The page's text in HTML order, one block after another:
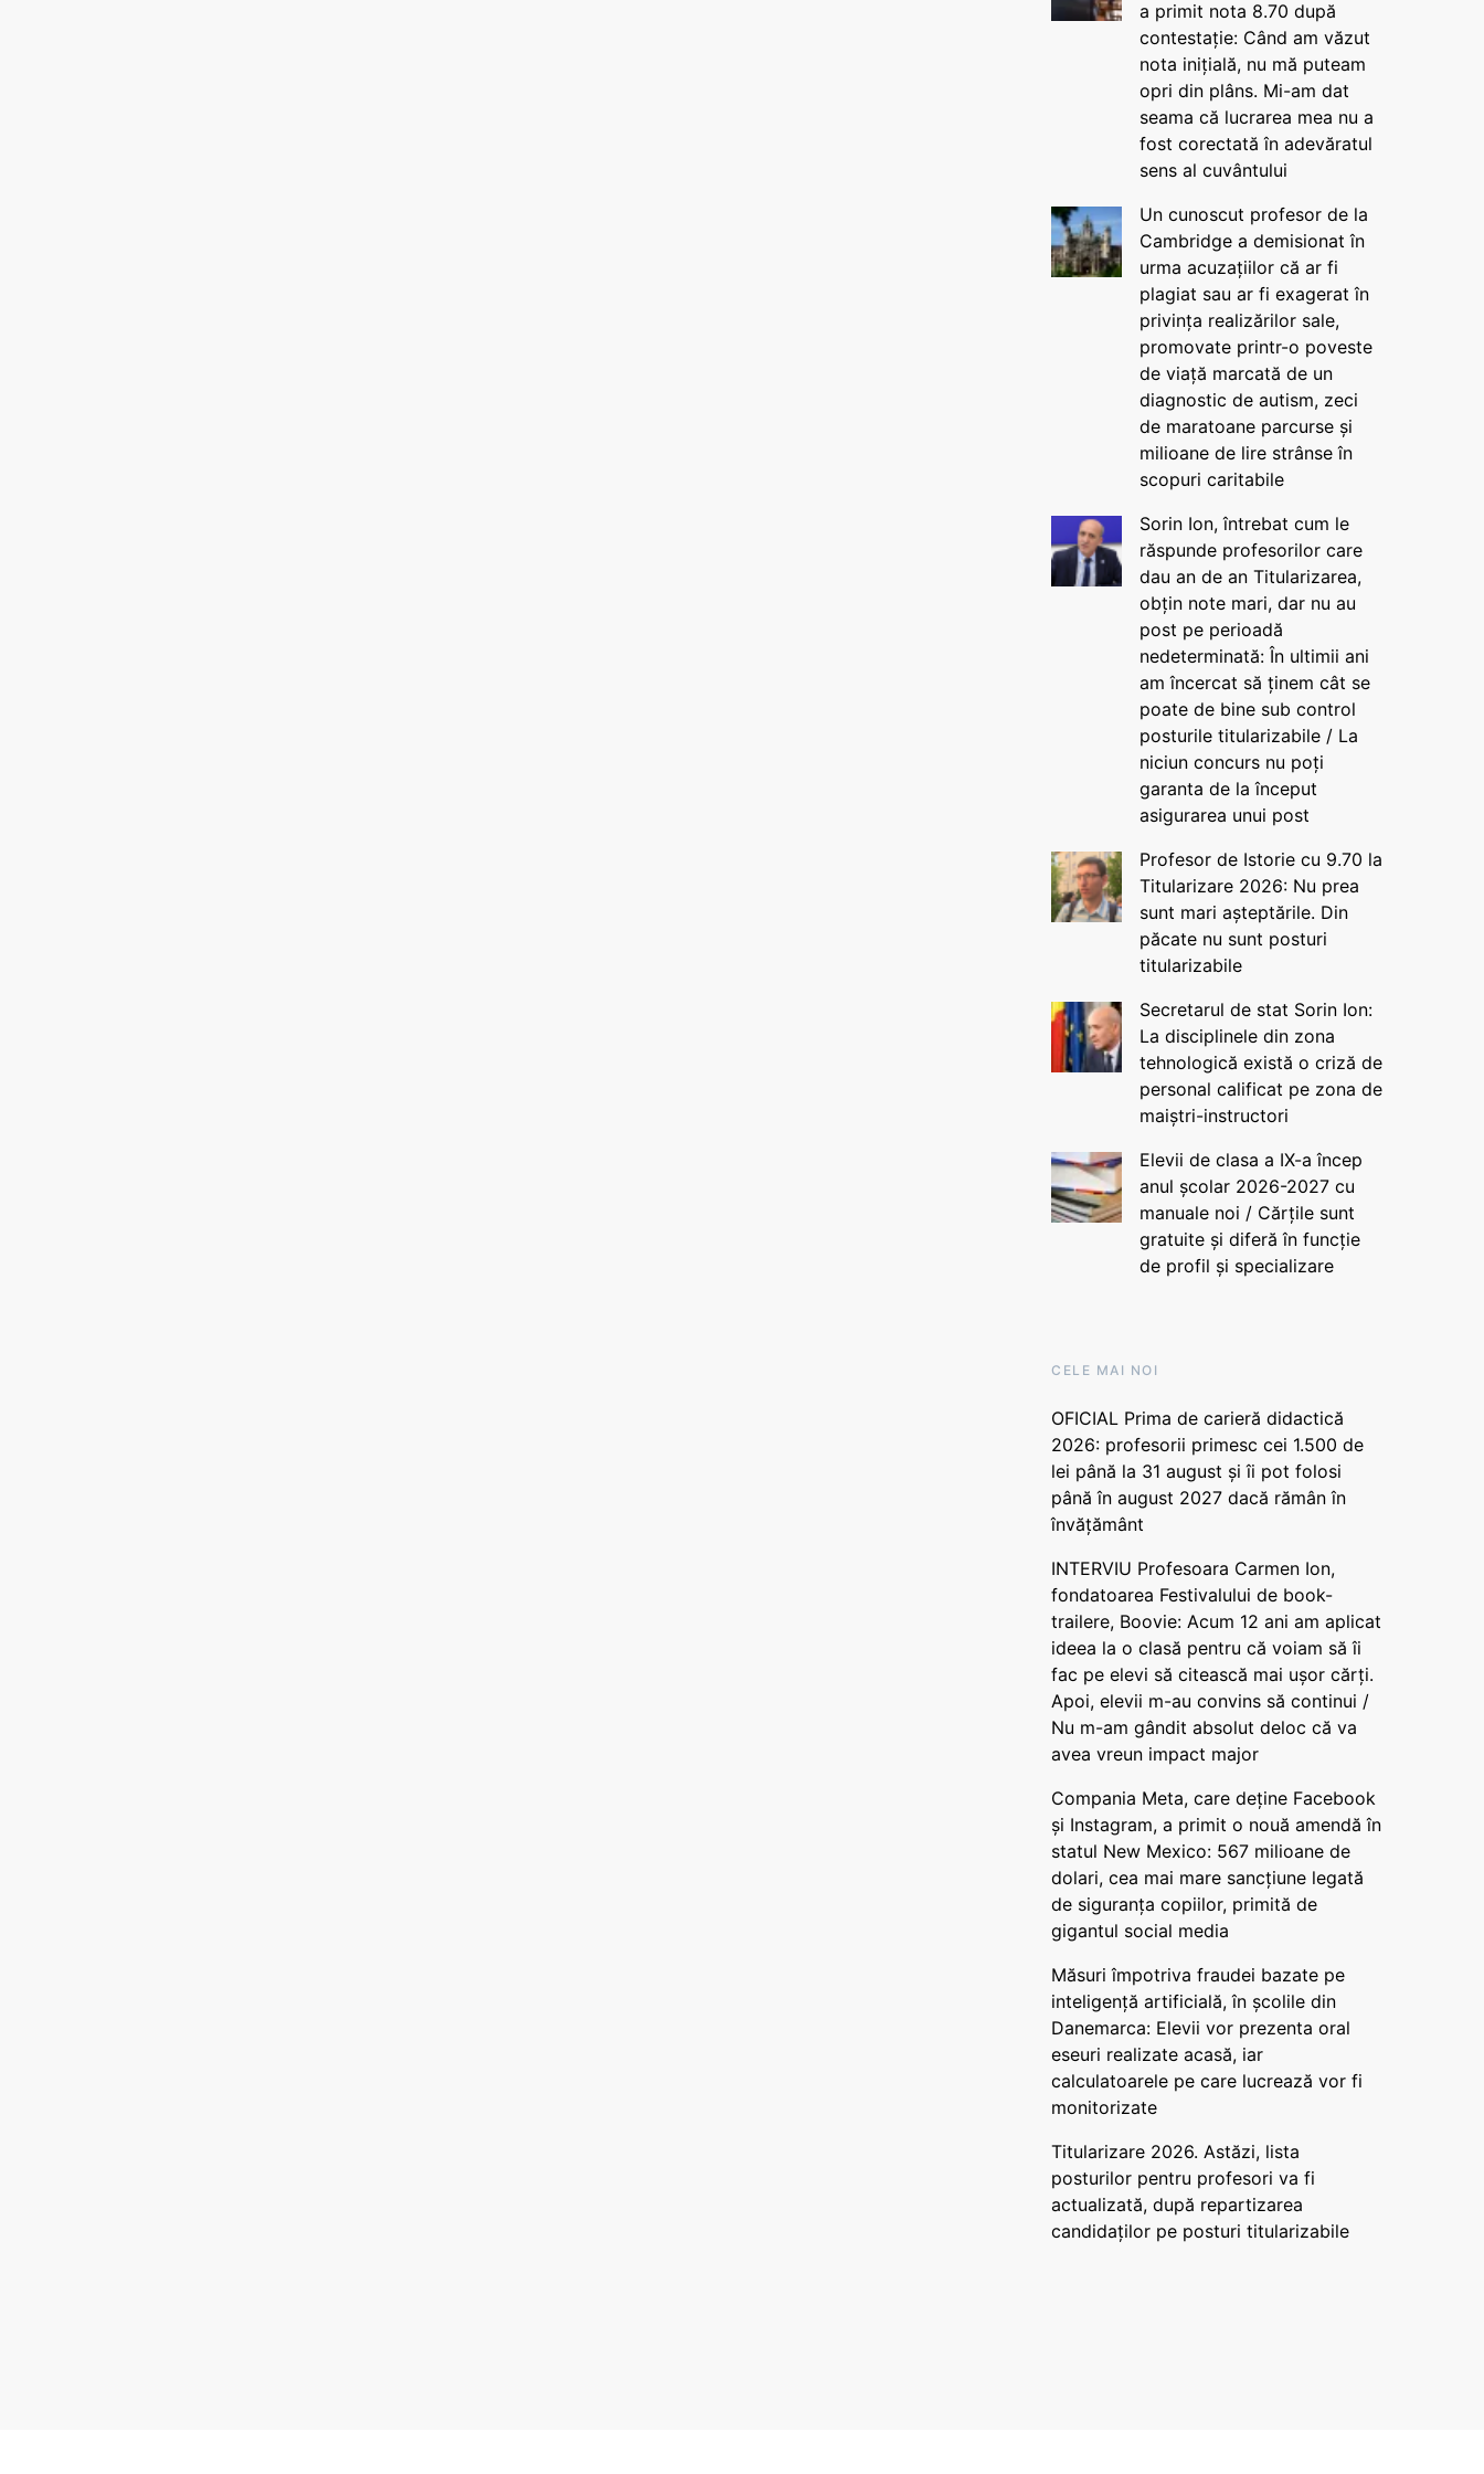
a primit nota 8.70 după
contestație: Când am văzut
nota inițială, nu mă puteam
opri din plâns. Mi-am dat
seama că lucrarea mea nu a
fost corectată în adevăratul
sens al cuvântului
Un cunoscut profesor de la
Cambridge a demisionat în
urma acuzațiilor că ar fi
plagiat sau ar fi exagerat în
privința realizărilor sale,
promovate printr-o poveste
de viață marcată de un
diagnostic de autism, zeci
de maratoane parcurse și
milioane de lire strânse în
scopuri caritabile
Sorin Ion, întrebat cum le
răspunde profesorilor care
dau an de an Titularizarea,
obțin note mari, dar nu au
post pe perioadă
nedeterminată: În ultimii ani
am încercat să ținem cât se
poate de bine sub control
posturile titularizabile / La
niciun concurs nu poți
garanta de la început
asigurarea unui post
Profesor de Istorie cu 9.70 la
Titularizare 2026: Nu prea
sunt mari așteptările. Din
păcate nu sunt posturi
titularizabile
Secretarul de stat Sorin Ion:
La disciplinele din zona
tehnologică există o criză de
personal calificat pe zona de
maiștri-instructori
Elevii de clasa a IX-a încep
anul școlar 2026-2027 cu
manuale noi / Cărțile sunt
gratuite și diferă în funcție
de profil și specializare
CELE MAI NOI
OFICIAL Prima de carieră didactică
2026: profesorii primesc cei 1.500 de
lei până la 31 august și îi pot folosi
până în august 2027 dacă rămân în
învățământ
INTERVIU Profesoara Carmen Ion,
fondatoarea Festivalului de book-
trailere, Boovie: Acum 12 ani am aplicat
ideea la o clasă pentru că voiam să îi
fac pe elevi să citească mai ușor cărți.
Apoi, elevii m-au convins să continui /
Nu m-am gândit absolut deloc că va
avea vreun impact major
Compania Meta, care deține Facebook
și Instagram, a primit o nouă amendă în
statul New Mexico: 567 milioane de
dolari, cea mai mare sancțiune legată
de siguranța copiilor, primită de
gigantul social media
Măsuri împotriva fraudei bazate pe
inteligență artificială, în școlile din
Danemarca: Elevii vor prezenta oral
eseuri realizate acasă, iar
calculatoarele pe care lucrează vor fi
monitorizate
Titularizare 2026. Astăzi, lista
posturilor pentru profesori va fi
actualizată, după repartizarea
candidaților pe posturi titularizabile